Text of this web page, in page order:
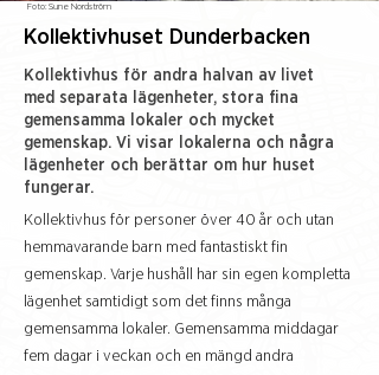
Foto:Sune Nordström
Kollektivhuset Dunderbacken
Kollektivhus för andra halvan av livet
med separata lägenheter, stora fina
gemensamma lokaler och mycket
gemenskap. Vi visar lokalerna och några
lägenheter och berättar om hur huset
fungerar.
Kollektivhus för personer över 40 år och utan
hemmavarande barn med fantastiskt fin
gemenskap. Varje hushåll har sin egen kompletta
lägenhet samtidigt som det finns många
gemensamma lokaler. Gemensamma middagar
fem dagar i veckan och en mängd andra